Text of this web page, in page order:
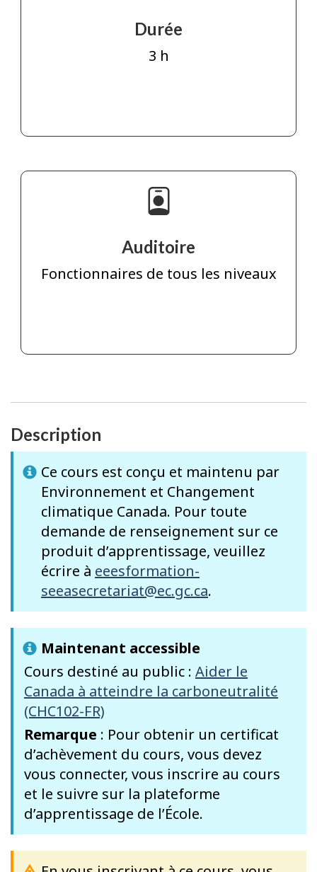
Durée
3 h
Auditoire
Fonctionnaires de tous les niveaux
Description
Ce cours est conçu et maintenu par
Environnement et Changement
climatique Canada. Pour toute
demande de renseignement sur ce
produit d’apprentissage, veuillez
écrire à eeesformation-
seeasecretariat@ec.gc.ca.
Maintenant accessible
Cours destiné au public : Aider le
Canada à atteindre la carboneutralité
(CHC102-FR)
Remarque : Pour obtenir un certificat
d’achèvement du cours, vous devez
vous connecter, vous inscrire au cours
et le suivre sur la plateforme
d’apprentissage de l’École.